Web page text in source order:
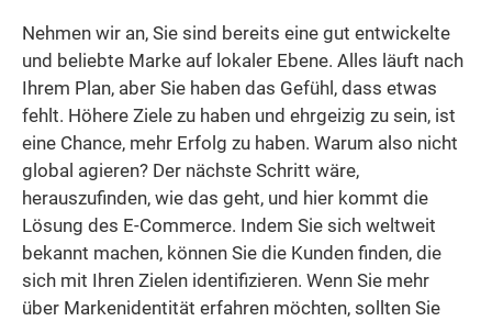
Nehmen wir an, Sie sind bereits eine gut entwickelte
und beliebte Marke auf lokaler Ebene. Alles läuft nach
Ihrem Plan, aber Sie haben das Gefühl, dass etwas
fehlt. Höhere Ziele zu haben und ehrgeizig zu sein, ist
eine Chance, mehr Erfolg zu haben. Warum also nicht
global agieren? Der nächste Schritt wäre,
herauszufinden, wie das geht, und hier kommt die
Lösung des E-Commerce. Indem Sie sich weltweit
bekannt machen, können Sie die Kunden finden, die
sich mit Ihren Zielen identifizieren. Wenn Sie mehr
über Markenidentität erfahren möchten, sollten Sie